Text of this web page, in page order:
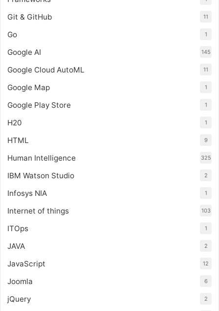
Git & GitHub 11
Go 1
Google AI 145
Google Cloud AutoML 11
Google Map 1
Google Play Store 1
H20 1
HTML 9
Human Intelligence 325
IBM Watson Studio 2
Infosys NIA 1
Internet of things 103
ITOps 1
JAVA 2
JavaScript 12
Joomla 6
jQuery 2